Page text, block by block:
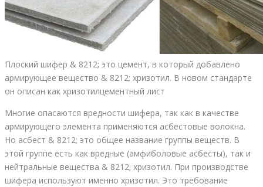
Плоский шифер & 8212; это цемент, в который добавлено
армирующее вещество & 8212; хризотил. В новом стандарте
он описан как хризотилцементный лист
Многие опасаются вредности шифера, так как в качестве
армирующего элемента применяются асбестовые волокна.
Но асбест & 8212; это общее название группы веществ. В
этой группе есть как вредные (амфиболовые асбесты), так и
нейтральные вещества & 8212; хризотил. При производстве
шифера используют именно хризотил. Это требование